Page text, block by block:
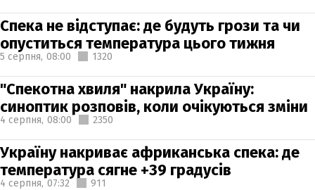
Спека не відступає: де будуть грози та чи
опуститься температура цього тижня
5 серпня, 08:00 1320
"Спекотна хвиля" накрила Україну:
синоптик розповів, коли очікуються зміни
4 серпня, 08:00 2350
Україну накриває африканська спека: де
температура сягне +39 градусів
4 серпня, 07:32 911